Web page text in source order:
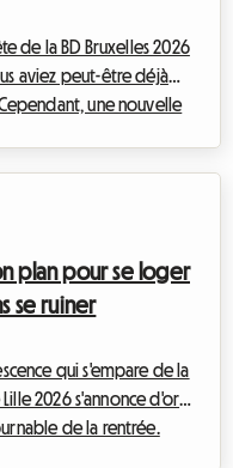
de la BD Bruxelles 2026
aviez peut-être déjà
une nouvelle
plan pour se loger
se ruiner
qui s'empare de la
2026 s'annonce d'ores
de la rentrée.